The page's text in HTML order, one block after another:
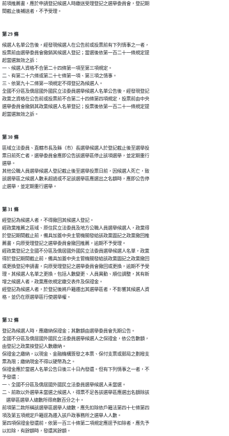
前項推薦書，應於申請登記候選人時繳送受理登記之選舉委員會，登記期
間截止後補送者，不予受理。
第 29 條
候選人名單公告後，經發現候選人在公告前或投票前有下列情事之一者，
投票前由選舉委員會撤銷其候選人登記；當選後依第一百二十一條規定提
起當選無效之訴：
一、候選人資格不合第二十四條第一項至第三項規定。
二、有第二十六條或第二十七條第一項、第三項之情事。
三、依第九十二條第一項規定不得登記為候選人。
全國不分區及僑居國外國民立法委員選舉候選人名單公告後，經發現登記
政黨之資格在公告前或投票前不合第二十四條第四項規定，投票前由中央
選舉委員會撤銷其政黨候選人名單登記；投票後依第一百二十一條規定提
起當選無效之訴。
第 30 條
區域立法委員、直轄市長及縣（市）長選舉候選人於登記截止後至選舉投
票日前死亡者，選舉委員會應即公告該選舉區停止該項選舉，並定期重行
選舉。
其他公職人員選舉候選人登記截止後至選舉投票日前，因候選人死亡，致
該選舉區之候選人數未超過或不足該選舉區應選出之名額時，應即公告停
止選舉，並定期重行選舉。
第 31 條
經登記為候選人者，不得撤回其候選人登記。
經政黨推薦之區域、原住民立法委員及地方公職人員選舉候選人，政黨得
於登記期間截止前，備具加蓋中央主管機關發給該政黨圖記之政黨撤回推
薦書，向原受理登記之選舉委員會撤回推薦，逾期不予受理。
經政黨登記之全國不分區及僑居國外國民立法委員選舉候選人名單，政黨
得於登記期間截止前，備具加蓋中央主管機關發給該政黨圖記之政黨撤回
或更換登記申請書，向原受理登記之選舉委員會撤回或更換，逾期不予受
理。其候選人名單之更換，包括人數變更、人員異動、順位調整，其有新
增之候選人者，政黨應依規定繳交表件及保證金。
經登記為候選人者，於登記後將戶籍遷出其選舉區者，不影響其候選人資
格，並仍在原選舉區行使選舉權。
第 32 條
登記為候選人時，應繳納保證金；其數額由選舉委員會先期公告。
全國不分區及僑居國外國民立法委員選舉候選人之保證金，依公告數額，
由登記之政黨按登記人數繳納。
保證金之繳納，以現金、金融機構簽發之本票、保付支票或郵局之劃撥支
票為限；繳納現金不得以硬幣為之。
保證金應於當選人名單公告日後三十日內發還。但有下列情事之一者，不
予發還：
一、全國不分區及僑居國外國民立法委員選舉候選人未當選。
二、前款以外選舉未當選之候選人，得票不足各該選舉區應選出名額除該
    選舉區選舉人總數所得商數百分之十。
前項第二款所稱該選舉區選舉人總數，應先扣除依戶籍法第四十七條第四
項及第五項規定戶籍逕為遷入該戶政事務所之選舉人人數。
第四項保證金發還前，依第一百三十條第二項規定應逕予扣除者，應先予
以扣除，有餘額時，發還其餘額。